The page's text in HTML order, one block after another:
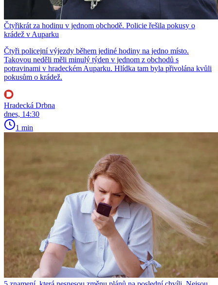
Čtyřikrát za hodinu v jednom obchodě. Policie řešila pokusy o
krádež v Auparku
Čtyři policejní výjezdy během jediné hodiny na jedno místo.
Takovou neděli měli minulý týden v jednom z obchodů s
potravinami v hradeckém Auparku. Hlídka tam byla přivolána kvůli
pokusům o krádež.
Hradecká Drbna
dnes, 14:30
1 min